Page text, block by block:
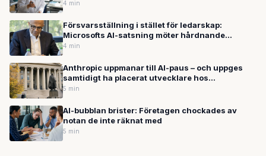
4 min
Försvarsställning i stället för ledarskap:
Microsofts AI-satsning möter hårdnande
motvind
4 min
Anthropic uppmanar till AI-paus – och uppges
samtidigt ha placerat utvecklare hos
amerikansk underrättelsetjänst
5 min
AI-bubblan brister: Företagen chockades av
notan de inte räknat med
5 min